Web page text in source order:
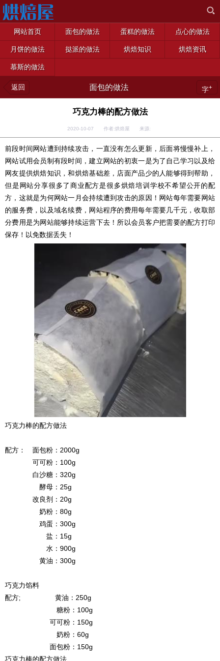
网站首页 面包的做法 蛋糕的做法 点心的做法
月饼的做法 挞派的做法 烘焙知识 烘焙资讯
慕斯的做法
返回 面包的做法 字+
巧克力棒的配方做法
2020-10-07 作者:烘焙屋 来源:
前段时间网站遭到持续攻击，一直没有怎么更新，后面将慢慢补上，
网站试用会员制有段时间，建立网站的初衷一是为了自己学习以及给
网友提供烘焙知识，和烘焙基础差，店面产品少的人能够得到帮助，
但是网站分享很多了商业配方是很多烘焙培训学校不希望公开的配
方，这就是为何网站一月会持续遭到攻击的原因！网站每年需要网站
的服务费，以及域名续费，网站程序的费用每年需要几千元，收取部
分费用是为网站能够持续运营下去！所以会员客户把需要的配方打印
保存！以免数据丢失！
巧克力棒的配方做法
配方： 面包粉：2000g
可可粉：100g
白沙糖：320g
酵母：25g
改良剂：20g
奶粉：80g
鸡蛋：300g
盐：15g
水：900g
黄油：300g
巧克力馅料
配方; 黄油：250g
糖粉：100g
可可粉：150g
奶粉：60g
面包粉：150g
巧克力棒的配方做法